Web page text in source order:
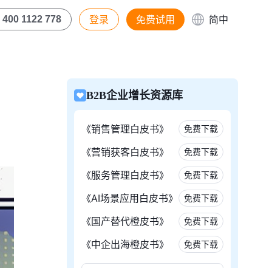
400 1122 778 登录 免费试用 简中
B2B企业增长资源库
《销售管理白皮书》 免费下载
《营销获客白皮书》 免费下载
《服务管理白皮书》 免费下载
《AI场景应用白皮书》 免费下载
《国产替代橙皮书》 免费下载
《中企出海橙皮书》 免费下载